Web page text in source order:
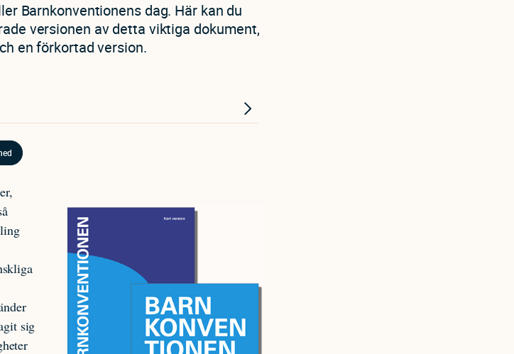
Barnkonventionens dag. Här kan du
versionen av detta viktiga dokument,
en förkortad version.
sig